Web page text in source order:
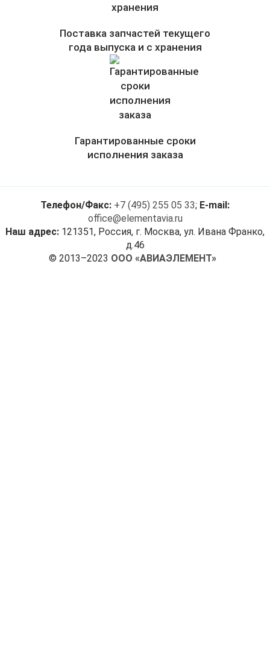
Поставка запчастей текущего
года выпуска и с хранения
Гарантированные сроки
исполнения заказа
Телефон/Факс: +7 (495) 255 05 33; E-mail:
office@elementavia.ru
Наш адрес: 121351, Россия, г. Москва, ул. Ивана Франко,
д.46
© 2013–2023 ООО «АВИАЭЛЕМЕНТ»